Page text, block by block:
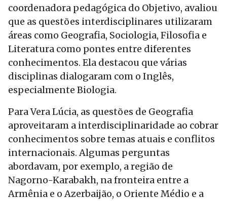
coordenadora pedagógica do Objetivo, avaliou
que as questões interdisciplinares utilizaram
áreas como Geografia, Sociologia, Filosofia e
Literatura como pontes entre diferentes
conhecimentos. Ela destacou que várias
disciplinas dialogaram com o Inglês,
especialmente Biologia.
Para Vera Lúcia, as questões de Geografia
aproveitaram a interdisciplinaridade ao cobrar
conhecimentos sobre temas atuais e conflitos
internacionais. Algumas perguntas
abordavam, por exemplo, a região de
Nagorno-Karabakh, na fronteira entre a
Armênia e o Azerbaijão, o Oriente Médio e a